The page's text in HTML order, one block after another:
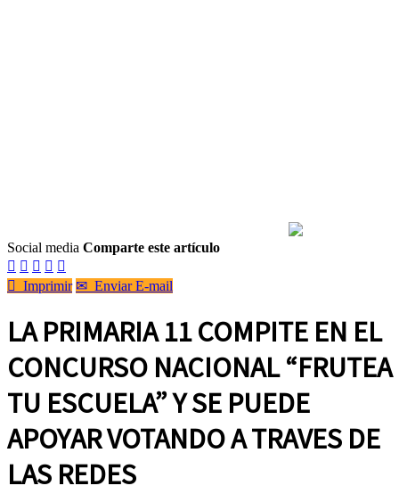
Social media Comparte este artículo
    
 Imprimir ✉ Enviar E-mail
LA PRIMARIA 11 COMPITE EN EL
CONCURSO NACIONAL “FRUTEA
TU ESCUELA” Y SE PUEDE
APOYAR VOTANDO A TRAVES DE
LAS REDES